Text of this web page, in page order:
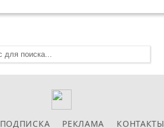
ПОДПИСКА РЕКЛАМА КОНТАКТЫ